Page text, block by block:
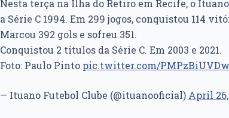
Nesta terça na Ilha do Retiro em Recife, o
a Série C 1994. Em 299 jogos, conquistou 114
Marcou 392 gols e sofreu 351.
Conquistou 2 títulos da Série C. Em 2003 e 2021.
Foto: Paulo Pinto pic.twitter.com/PMPzBiUVDw
— Ituano Futebol Clube (@ituanooficial) April 26,